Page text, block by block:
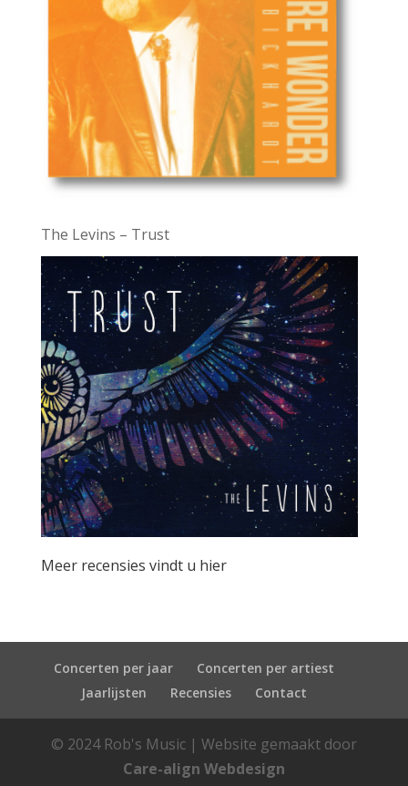
The Levins – Trust
Meer recensies vindt u hier
Concerten per jaar
Concerten per artiest
Jaarlijsten
Recensies Contact
© 2024 Rob's Music | Website gemaakt door
Care-align Webdesign